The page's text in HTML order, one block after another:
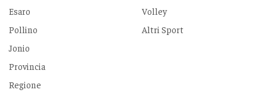
Esaro
Pollino
Jonio
Provincia
Regione
Volley
Altri Sport